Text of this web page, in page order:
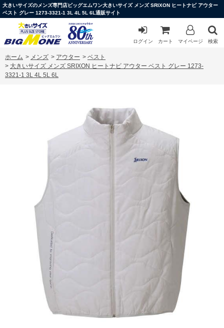
大きいサイズのメンズ専門店ビッグエムワン大きいサイズ メンズ SRIXON ヒートナビ アウター
ベスト グレー 1273-3321-1 3L 4L 5L 6L通販サイト
ログイン カート マイページ 検索
ホーム > メンズ > アウター > ベスト
> 大きいサイズ メンズ SRIXON ヒートナビ アウター ベスト グレー 1273-
3321-1 3L 4L 5L 6L